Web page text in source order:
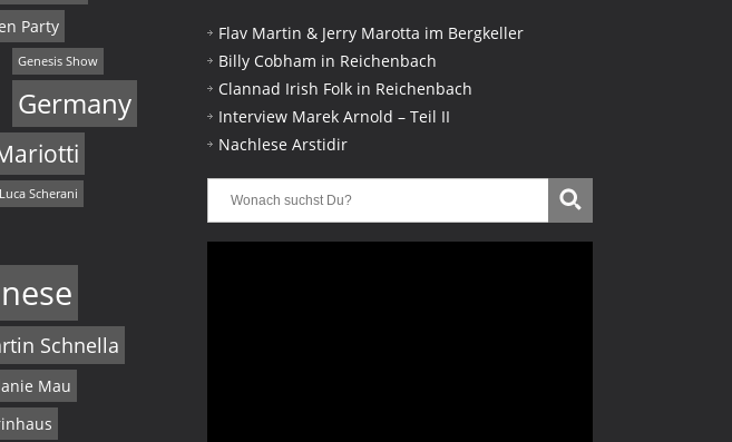
Party
Genesis Show
Germany
Luca Scherani
Schnella
Mau
Flav Martin & Jerry Marotta im Bergkeller
Billy Cobham in Reichenbach
Clannad Irish Folk in Reichenbach
Interview Marek Arnold – Teil II
Nachlese Arstidir